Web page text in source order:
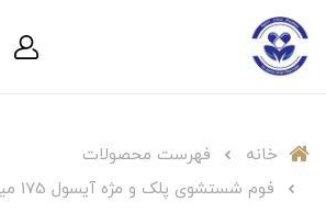
خانه
فهرست محصولات
فوم شستشوی پلک و مژه آیسول 175 میلی لیتر